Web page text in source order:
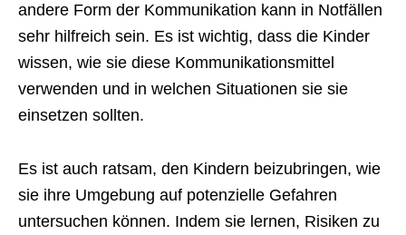
andere Form der Kommunikation kann in Notfällen
sehr hilfreich sein. Es ist wichtig, dass die Kinder
wissen, wie sie diese Kommunikationsmittel
verwenden und in welchen Situationen sie sie
einsetzen sollten.
Es ist auch ratsam, den Kindern beizubringen, wie
sie ihre Umgebung auf potenzielle Gefahren
untersuchen können. Indem sie lernen, Risiken zu